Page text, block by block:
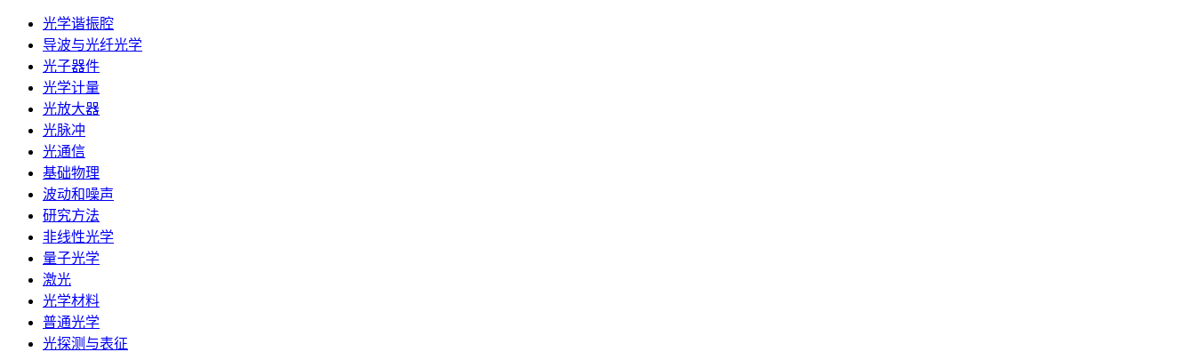
光学谐振腔
导波与光纤光学
光子器件
光学计量
光放大器
光脉冲
光通信
基础物理
波动和噪声
研究方法
非线性光学
量子光学
激光
光学材料
普通光学
光探测与表征